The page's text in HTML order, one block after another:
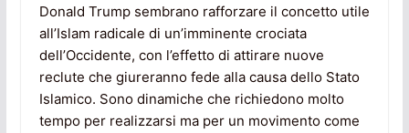
Donald Trump sembrano rafforzare il concetto utile
all’Islam radicale di un’imminente crociata
dell’Occidente, con l’effetto di attirare nuove
reclute che giureranno fede alla causa dello Stato
Islamico. Sono dinamiche che richiedono molto
tempo per realizzarsi ma per un movimento come